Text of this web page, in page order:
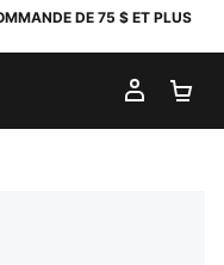
DE 75 $ ET PLUS
MON